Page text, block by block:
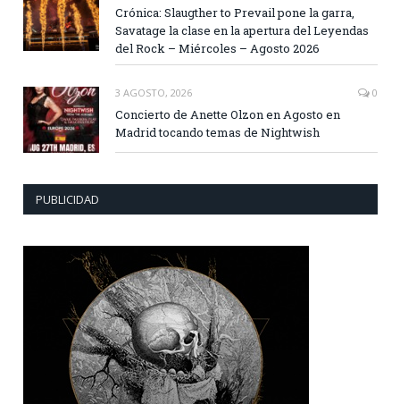
Crónica: Slaugther to Prevail pone la garra,
Savatage la clase en la apertura del Leyendas
del Rock – Miércoles – Agosto 2026
3 AGOSTO, 2026 0
Concierto de Anette Olzon en Agosto en
Madrid tocando temas de Nightwish
PUBLICIDAD